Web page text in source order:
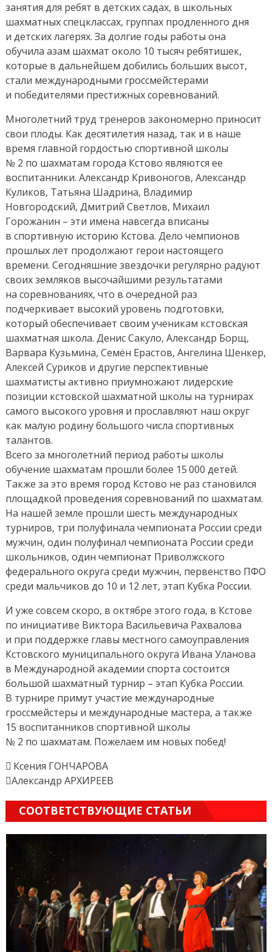
занятия для ребят в детских садах, в школьных
шахматных спецклассах, группах продленного дня
и детских лагерях. За долгие годы работы она
обучила азам шахмат около 10 тысяч ребятишек,
которые в дальнейшем добились больших высот,
стали международными гроссмейстерами
и победителями престижных соревнований.
Многолетний труд тренеров закономерно приносит
свои плоды. Как десятилетия назад, так и в наше
время главной гордостью спортивной школы
№ 2 по шахматам города Кстово являются ее
воспитанники. Александр Кривоногов, Александр
Куликов, Татьяна Шадрина, Владимир
Новгородский, Дмитрий Светлов, Михаил
Горожанин – эти имена навсегда вписаны
в спортивную историю Кстова. Дело чемпионов
прошлых лет продолжают герои настоящего
времени. Сегодняшние звездочки регулярно радуют
своих земляков высочайшими результатами
на соревнованиях, что в очередной раз
подчеркивает высокий уровень подготовки,
который обеспечивает своим ученикам кстовская
шахматная школа. Денис Сакуло, Александр Борщ,
Варвара Кузьмина, Семён Ерастов, Ангелина Шенкер,
Алексей Суриков и другие перспективные
шахматисты активно приумножают лидерские
позиции кстовской шахматной школы на турнирах
самого высокого уровня и прославляют наш округ
как малую родину большого числа спортивных
талантов.
Всего за многолетний период работы школы
обучение шахматам прошли более 15 000 детей.
Также за это время город Кстово не раз становился
площадкой проведения соревнований по шахматам.
На нашей земле прошли шесть международных
турниров, три полуфинала чемпионата России среди
мужчин, один полуфинал чемпионата России среди
школьников, один чемпионат Приволжского
федерального округа среди мужчин, первенство ПФО
среди мальчиков до 10 и 12 лет, этап Кубка России.
И уже совсем скоро, в октябре этого года, в Кстове
по инициативе Виктора Васильевича Рахвалова
и при поддержке главы местного самоуправления
Кстовского муниципального округа Ивана Уланова
в Международной академии спорта состоится
большой шахматный турнир – этап Кубка России.
В турнире примут участие международные
гроссмейстеры и международные мастера, а также
15 воспитанников спортивной школы
№ 2 по шахматам. Пожелаем им новых побед!
 Ксения ГОНЧАРОВА
Александр АРХИРЕЕВ
СООТВЕТСТВУЮЩИЕ СТАТЬИ